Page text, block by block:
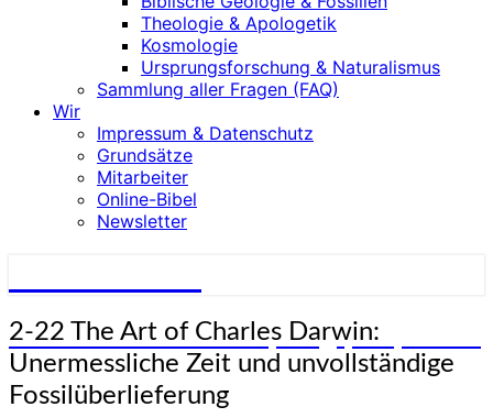
Theologie & Apologetik
Kosmologie
Ursprungsforschung & Naturalismus
Sammlung aller Fragen (FAQ)
Wir
Impressum & Datenschutz
Grundsätze
Mitarbeiter
Online-Bibel
Newsletter
Wissenschaft aus Schöpfungsperspektive
2-
22
The
Art
2-22 The Art of Charles Darwin:
Unermessliche Zeit und unvollständige
Fossilüberlieferung